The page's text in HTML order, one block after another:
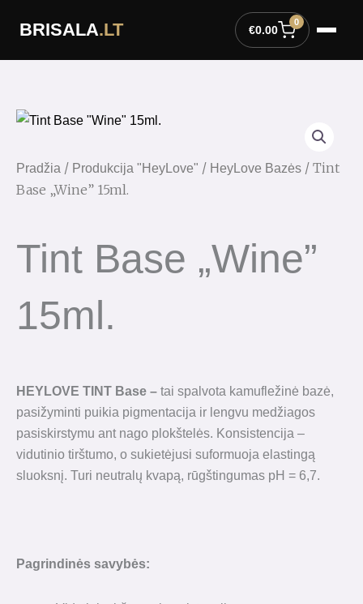
BRISALA.LT €0.00
0
Pradžia / Produkcija "HeyLove" / HeyLove Bazės / Tint
Base „Wine” 15ml.
Tint Base „Wine”
15ml.
HEYLOVE TINT Base – tai spalvota kamufležinė bazė,
pasižyminti puikia pigmentacija ir lengvu medžiagos
pasiskirstymu ant nago plokštelės. Konsistencija –
vidutinio tirštumo, o sukietėjusi suformuoja elastingą
sluoksnį. Turi neutralų kvapą, rūgštingumas pH = 6,7.
Pagrindinės savybės: